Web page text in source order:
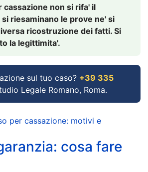
cassazione non si rifa' il
riesaminano le prove ne' si
ricostruzione dei fatti. Si
la legittimita'.
sul tuo caso? +39 335
Legale Romano, Roma.
per cassazione: motivi e
cosa fare